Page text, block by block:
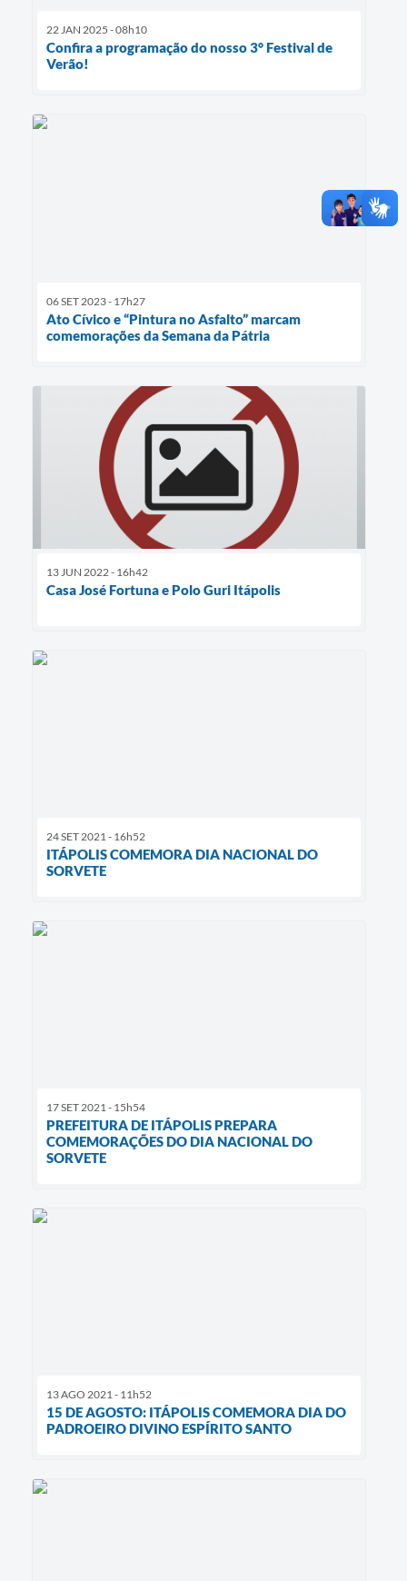
22 JAN 2025 - 08h10
Confira a programação do nosso 3° Festival de
Verão!
06 SET 2023 - 17h27
Ato Cívico e “Pintura no Asfalto” marcam
comemorações da Semana da Pátria
13 JUN 2022 - 16h42
Casa José Fortuna e Polo Guri Itápolis
24 SET 2021 - 16h52
ITÁPOLIS COMEMORA DIA NACIONAL DO
SORVETE
17 SET 2021 - 15h54
PREFEITURA DE ITÁPOLIS PREPARA
COMEMORAÇÕES DO DIA NACIONAL DO
SORVETE
13 AGO 2021 - 11h52
15 DE AGOSTO: ITÁPOLIS COMEMORA DIA DO
PADROEIRO DIVINO ESPÍRITO SANTO